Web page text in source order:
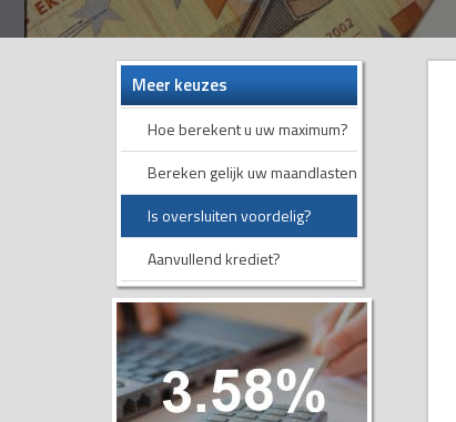
Meer keuzes
Hoe berekent u uw maximum?
Bereken gelijk uw maandlasten
Is oversluiten voordelig?
Aanvullend krediet?